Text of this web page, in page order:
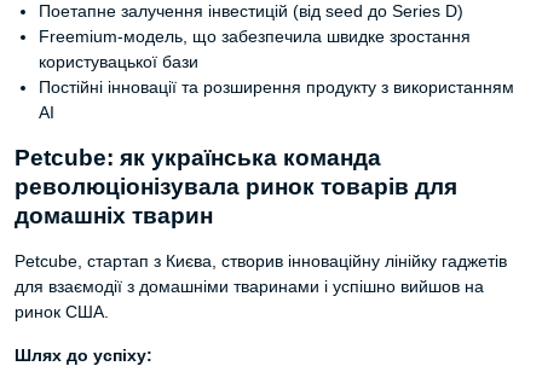
Поетапне залучення інвестицій (від seed до Series D)
Freemium-модель, що забезпечила швидке зростання
користувацької бази
Постійні інновації та розширення продукту з використанням
AI
Petcube: як українська команда
революціонізувала ринок товарів для
домашніх тварин
Petcube, стартап з Києва, створив інноваційну лінійку гаджетів
для взаємодії з домашніми тваринами і успішно вийшов на
ринок США.
Шлях до успіху: